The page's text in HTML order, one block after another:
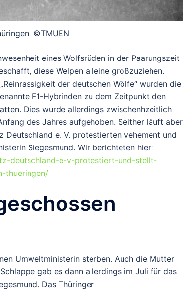
©TMUEN
eines Wolfsrüden in der Paarungszeit
diese Welpen alleine großzuziehen.
der deutschen Wölfe“ wurden die
F1-Hybrinden zu dem Zeitpunkt den
Dies wurde allerdings zwischenhzeitlich
des Jahres aufgehoben. Seither läuft aber
e. V. protestierten vehement und
Siegesmund. Wir berichteten hier:
deutschland-e-v-protestiert-und-stellt-
thueringen/
Umweltministerin sterben. Auch die Mutter
gab es dann allerdings im Juli für das
Das Thüringer